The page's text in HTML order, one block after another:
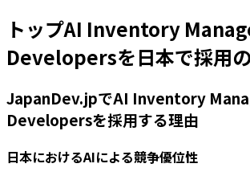
トップAI Inventory
Developersを日本で採用
JapanDev.jpでAI Inventory
Developersを採用する理由
日本におけるAIによる競争優位性